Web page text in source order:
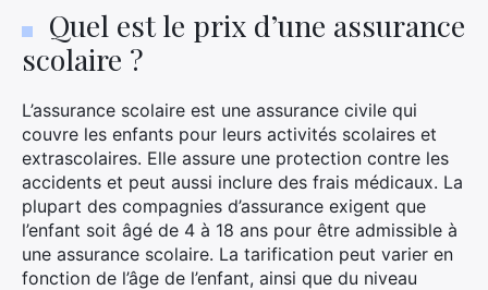
Quel est le prix d’une assurance
scolaire ?
L’assurance scolaire est une assurance civile qui
couvre les enfants pour leurs activités scolaires et
extrascolaires. Elle assure une protection contre les
accidents et peut aussi inclure des frais médicaux. La
plupart des compagnies d’assurance exigent que
l’enfant soit âgé de 4 à 18 ans pour être admissible à
une assurance scolaire. La tarification peut varier en
fonction de l’âge de l’enfant, ainsi que du niveau
Rechercher
: